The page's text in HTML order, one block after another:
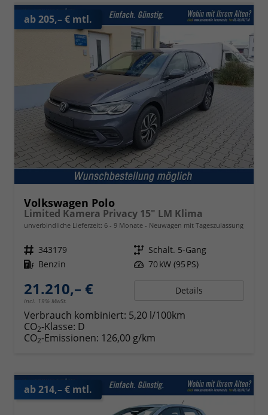
ab 205,– € mtl.
Volkswagen Polo
Limited Kamera Privacy 15" LM Klima
unverbindliche Lieferzeit: 6 - 9 Monate Neuwagen mit Tageszulassung
Fahrzeugnr. 343179 Getriebe Schalt. 5-Gang
Kraftstoff Benzin Leistung 70 kW (95 PS)
21.210,– €
incl. 19% MwSt.
Details
Verbrauch kombiniert: 5,20 l/100km
CO2-Klasse: D
CO2-Emissionen: 126,00 g/km
ab 214,– € mtl.